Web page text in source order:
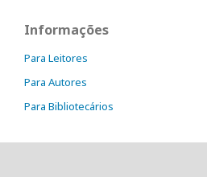
Informações
Para Leitores
Para Autores
Para Bibliotecários